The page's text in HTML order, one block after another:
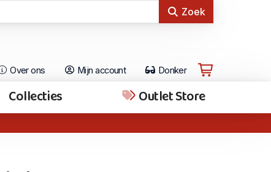
Zoek
Over ons Mijn account Donker
Collecties Outlet Store